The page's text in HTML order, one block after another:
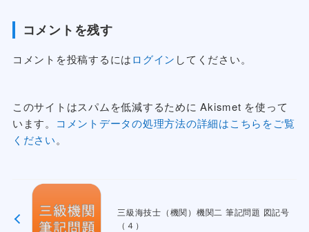
コメントを残す
コメントを投稿するにはログイン してください。
このサイトはスパムを低減するために Akismet を使って
います。 コメントデータの処理方法の詳細はこちらをご覧
ください。
三級海技士（機関）機関二 筆記問題 図記号
（４）